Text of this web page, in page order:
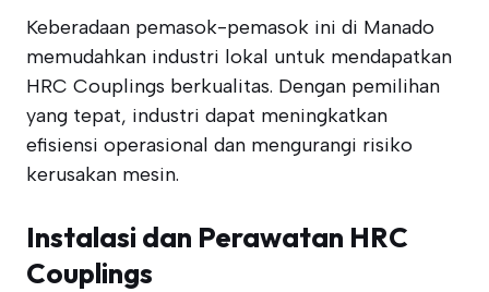
Keberadaan pemasok-pemasok ini di Manado
memudahkan industri lokal untuk mendapatkan
HRC Couplings berkualitas. Dengan pemilihan
yang tepat, industri dapat meningkatkan
efisiensi operasional dan mengurangi risiko
kerusakan mesin.
Instalasi dan Perawatan HRC
Couplings